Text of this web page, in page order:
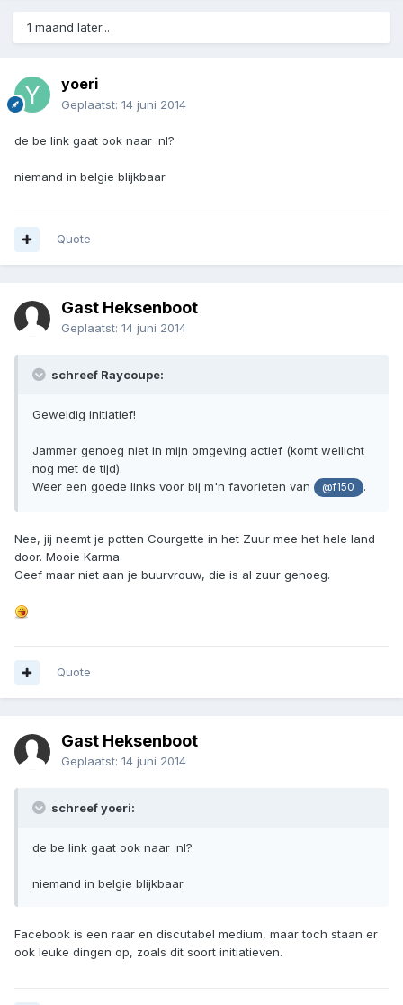
1 maand later...
yoeri
Geplaatst: 14 juni 2014
de be link gaat ook naar .nl?
niemand in belgie blijkbaar
Quote
Gast Heksenboot
Geplaatst: 14 juni 2014
schreef Raycoupe:
Geweldig initiatief!
Jammer genoeg niet in mijn omgeving actief (komt wellicht
nog met de tijd).
Weer een goede links voor bij m'n favorieten van
@f150 .
Nee, jij neemt je potten Courgette in het Zuur mee het hele land
door. Mooie Karma.
Geef maar niet aan je buurvrouw, die is al zuur genoeg.
Quote
Gast Heksenboot
Geplaatst: 14 juni 2014
schreef yoeri:
de be link gaat ook naar .nl?
niemand in belgie blijkbaar
Facebook is een raar en discutabel medium, maar toch staan er
ook leuke dingen op, zoals dit soort initiatieven.